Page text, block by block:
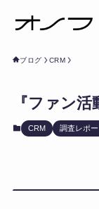
ブログ CRM
『ファン
CRM 調査レポー